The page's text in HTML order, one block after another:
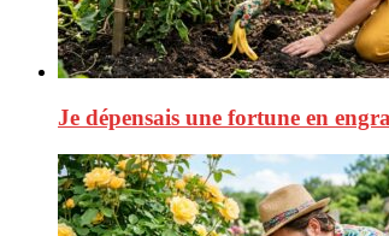
Je dépensais une fortune en